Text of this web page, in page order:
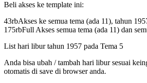
Beli akses ke template ini:
43rbAkses ke semua tema (ada 11), tahun
175rbFull Akses semua tema (ada 11) dan
List hari libur tahun 1957 pada Tema 5
Anda bisa ubah / tambah hari libur sesuai
otomatis di save di browser anda.